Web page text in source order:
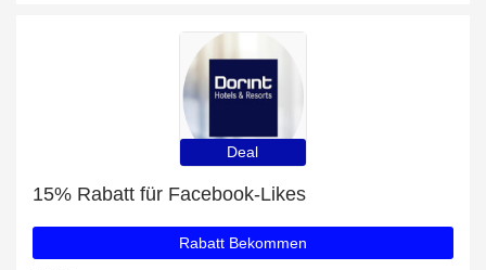
Deal
15% Rabatt für Facebook-Likes
Rabatt Bekommen